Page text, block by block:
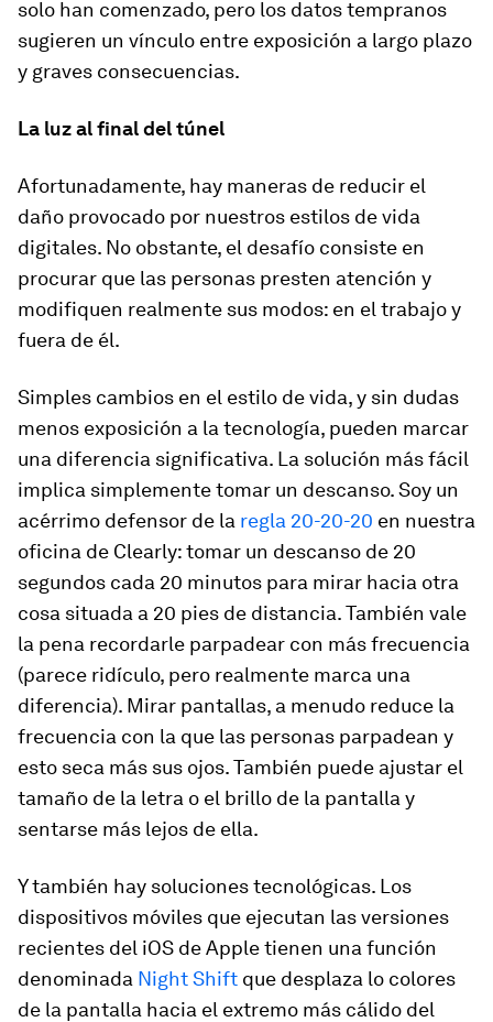
solo han comenzado, pero los datos tempranos
sugieren un vínculo entre exposición a largo plazo
y graves consecuencias.
La luz al final del túnel
Afortunadamente, hay maneras de reducir el
daño provocado por nuestros estilos de vida
digitales. No obstante, el desafío consiste en
procurar que las personas presten atención y
modifiquen realmente sus modos: en el trabajo y
fuera de él.
Simples cambios en el estilo de vida, y sin dudas
menos exposición a la tecnología, pueden marcar
una diferencia significativa. La solución más fácil
implica simplemente tomar un descanso. Soy un
acérrimo defensor de la regla 20-20-20 en nuestra
oficina de Clearly: tomar un descanso de 20
segundos cada 20 minutos para mirar hacia otra
cosa situada a 20 pies de distancia. También vale
la pena recordarle parpadear con más frecuencia
(parece ridículo, pero realmente marca una
diferencia). Mirar pantallas, a menudo reduce la
frecuencia con la que las personas parpadean y
esto seca más sus ojos. También puede ajustar el
tamaño de la letra o el brillo de la pantalla y
sentarse más lejos de ella.
Y también hay soluciones tecnológicas. Los
dispositivos móviles que ejecutan las versiones
recientes del iOS de Apple tienen una función
denominada Night Shift que desplaza lo colores
de la pantalla hacia el extremo más cálido del